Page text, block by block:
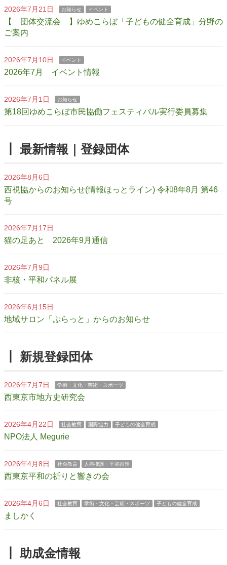
2026年7月21日 お知らせ イベント
【 団体交流会 】ゆめこらぼ「子どもの健全育成」分野の
ご案内
2026年7月10日 イベント
2026年7月 イベント情報
2026年7月1日 お知らせ
第18回ゆめこらぼ市民協働フェスティバル実行委員募集
┃ 最新情報｜登録団体
2026年8月6日
西視協からのお知らせ(情報ほっとライン) 令和8年8月 第46
号
2026年7月17日
猫の足あと 2026年9月通信
2026年7月9日
非核・平和パネル展
2026年6月15日
地域サロン「ぷらっと」からのお知らせ
┃ 新規登録団体
2026年7月7日 学術・文化・芸術・スポーツ
西東京市地方史研究会
2026年4月22日 社会教育 国際協力 子どもの健全育成
NPO法人 Megurie
2026年4月8日 社会教育 人権擁護・平和推進
西東京平和の祈りと響きの会
2026年4月6日 社会教育 学術・文化・芸術・スポーツ 子どもの健全育成
ましかく
┃ 助成金情報